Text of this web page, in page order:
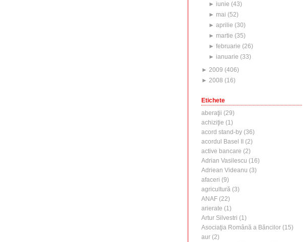
► iunie (43)
► mai (52)
►aprilie (30)
► martie (35)
►februarie (26)
► ianuarie (33)
► 2009 (406)
► 2008 (16)
Etichete
aberaţii (29)
achiziţie (1)
acord stand-by (36)
acordul Basel II (2)
active bancare (2)
Adrian Vasilescu (16)
Adriean Videanu (3)
afaceri (9)
agricultură (3)
ANAF (22)
arierate (1)
Artur Silvestri (1)
Asociaţia Română a Băncilor (15)
aur (2)